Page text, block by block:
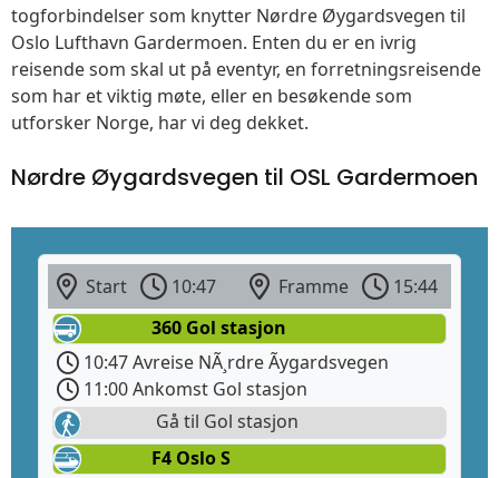
togforbindelser som knytter Nørdre Øygardsvegen til
Oslo Lufthavn Gardermoen. Enten du er en ivrig
reisende som skal ut på eventyr, en forretningsreisende
som har et viktig møte, eller en besøkende som
utforsker Norge, har vi deg dekket.
Nørdre Øygardsvegen til OSL Gardermoen
Start 10:47 Framme
15:44
360 Gol stasjon
10:47 Avreise NÃ¸rdre Ãygardsvegen
11:00 Ankomst Gol stasjon
Gå til Gol stasjon
F4 Oslo S